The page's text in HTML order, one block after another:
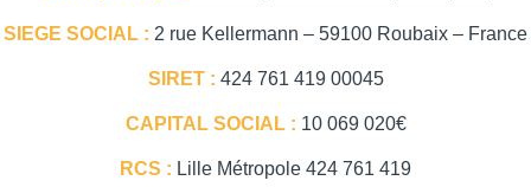
SIEGE SOCIAL : 2 rue Kellermann – 59100 Roubaix – France
SIRET : 424 761 419 00045
CAPITAL SOCIAL : 10 069 020€
RCS : Lille Métropole 424 761 419
Nom*:
*